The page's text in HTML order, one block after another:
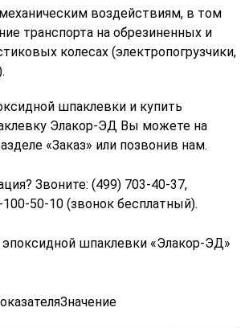
воздействиям, в том
транспорта на обрезиненных и
колесах (электропогрузчики,
шпаклевки и купить
Элакор-ЭД Вы можете на
«Заказ» или позвонив нам.
Звоните: (499) 703-40-37,
50-10 (звонок бесплатный).
эпоксидной шпаклевки «Элакор-ЭД»